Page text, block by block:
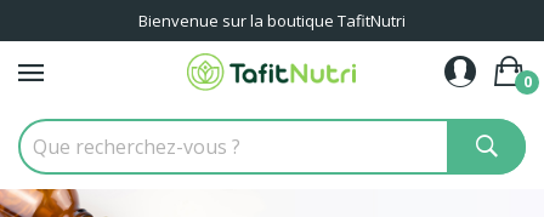
Bienvenue sur la boutique TafitNutri
0